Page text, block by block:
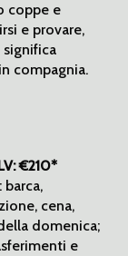
coppe e
e provare,
compagnia.
€210*
cena,
domenica;
e